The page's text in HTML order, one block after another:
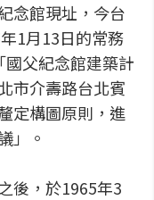
念館現址，今台
1月13日的常務
父紀念館建築計
市介壽路台北賓
定構圖原則，進
」。
後，於1965年3